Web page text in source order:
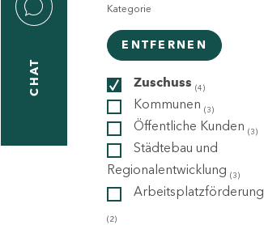
CHAT
Kategorie
ENTFERNEN
Zuschuss (4)
Kommunen (3)
Öffentliche Kunden (3)
Städtebau und
Regionalentwicklung (3)
Arbeitsplatzförderung
(2)